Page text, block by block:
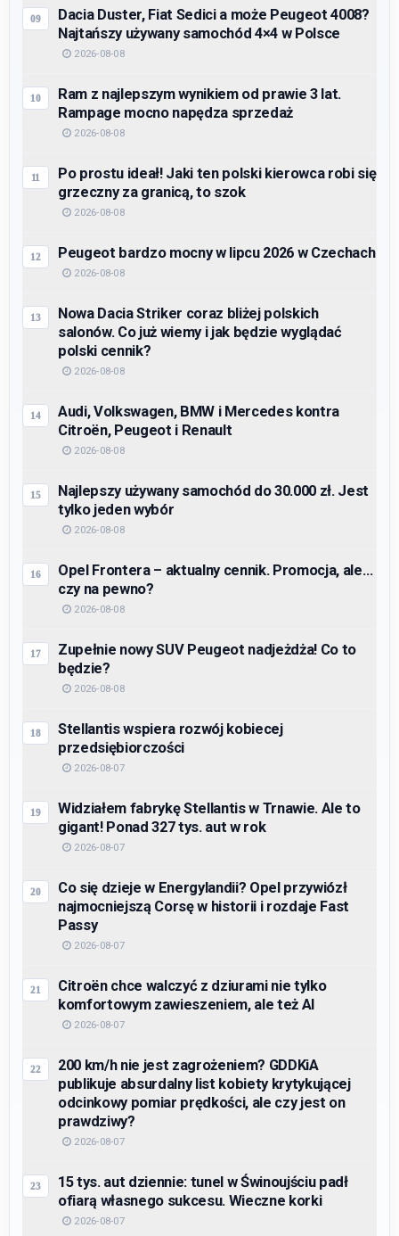
Dacia Duster, Fiat Sedici a może Peugeot 4008?
Najtańszy używany samochód 4×4 w Polsce
2026-08-08
Ram z najlepszym wynikiem od prawie 3 lat.
Rampage mocno napędza sprzedaż
2026-08-08
Po prostu ideał! Jaki ten polski kierowca robi się
grzeczny za granicą, to szok
2026-08-08
Peugeot bardzo mocny w lipcu 2026 w Czechach
2026-08-08
Nowa Dacia Striker coraz bliżej polskich
salonów. Co już wiemy i jak będzie wyglądać
polski cennik?
2026-08-08
Audi, Volkswagen, BMW i Mercedes kontra
Citroën, Peugeot i Renault
2026-08-08
Najlepszy używany samochód do 30.000 zł. Jest
tylko jeden wybór
2026-08-08
Opel Frontera – aktualny cennik. Promocja, ale…
czy na pewno?
2026-08-08
Zupełnie nowy SUV Peugeot nadjeżdża! Co to
będzie?
2026-08-08
Stellantis wspiera rozwój kobiecej
przedsiębiorczości
2026-08-07
Widziałem fabrykę Stellantis w Trnawie. Ale to
gigant! Ponad 327 tys. aut w rok
2026-08-07
Co się dzieje w Energylandii? Opel przywiózł
najmocniejszą Corsę w historii i rozdaje Fast
Passy
2026-08-07
Citroën chce walczyć z dziurami nie tylko
komfortowym zawieszeniem, ale też AI
2026-08-07
200 km/h nie jest zagrożeniem? GDDKiA
publikuje absurdalny list kobiety krytykującej
odcinkowy pomiar prędkości, ale czy jest on
prawdziwy?
2026-08-07
15 tys. aut dziennie: tunel w Świnoujściu padł
ofiarą własnego sukcesu. Wieczne korki
2026-08-07